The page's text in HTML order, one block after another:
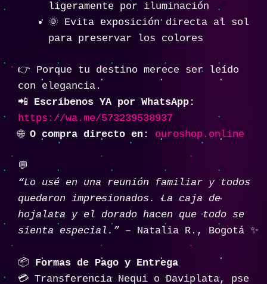
ligeramente por iluminación
🌞 Evita exposición directa al sol
para preservar los colores
👉 Porque tu destino merece ser leído
con elegancia.
📲 Escríbenos YA por WhatsApp:
https://wa.me/573239538937
🌐 O compra directo en: ouroshop.online
💬
“Lo usé en una reunión familiar y todos
quedaron impresionados. La caja de
hojalata y el dorado hacen que todo se
sienta especial.” – Natalia R., Bogotá ✨
📦 Formas de Pago y Entrega
💳 Transferencia Nequi o Daviplata, pse